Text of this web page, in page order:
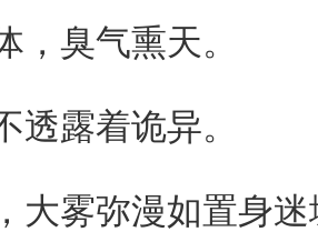
，臭气熏天。
露着诡异。
雾弥漫如置身迷